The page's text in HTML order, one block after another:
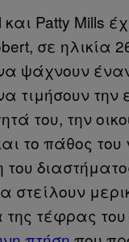
και Patty Mills
σε ηλικία
ψάχνουν
τιμήσουν
του, την
το πάθος του
στείλουν
τέφρας του